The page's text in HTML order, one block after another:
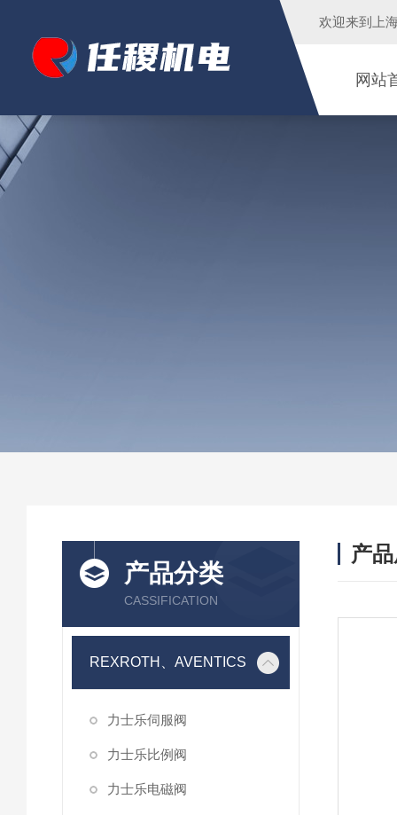
欢迎来到 上
网站
产品分类
CASSIFICATION
REXROTH、AVENTICS
力士乐伺服阀
力士乐比例阀
力士乐电磁阀
产